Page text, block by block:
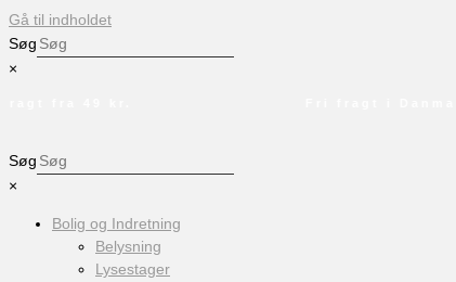
Gå til indholdet
Søg
×
Søg
×
Bolig og Indretning
Belysning
Lysestager